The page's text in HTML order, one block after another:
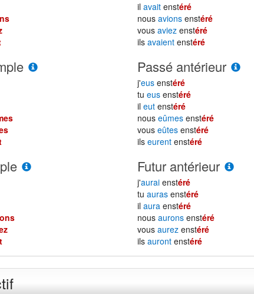
ilavait enstéré
nousavions enstéré
vousaviez enstéré
ilsavaient enstéré
Passé antérieur
j'eus enstéré
tueus enstéré
ileut enstéré
nouseûmes enstéré
vouseûtes enstéré
ilseurent enstéré
Futur antérieur
j'aurai enstéré
tuauras enstéré
ilaura enstéré
nousaurons enstéré
vousaurez enstéré
ilsauront enstéré